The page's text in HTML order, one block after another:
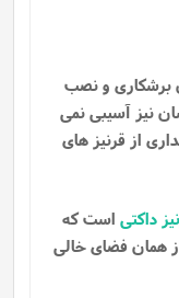
برشکاری و نصب
نیز آسیبی نمی
از قرنیز های
داکتی است که
همان فضای خالی